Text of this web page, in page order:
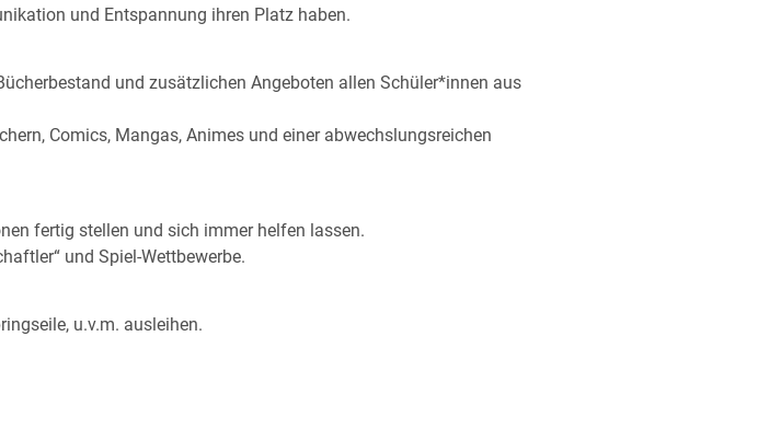
und Entspannung ihren Platz haben.
und zusätzlichen Angeboten allen Schüler*innen aus
Comics, Mangas, Animes und einer abwechslungsreichen
fertig stellen und sich immer helfen lassen.
und Spiel-Wettbewerbe.
u.v.m. ausleihen.